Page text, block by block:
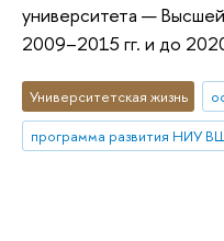
университета —
2009–2015 гг. и до
Университетская жизнь
программа развития НИУ